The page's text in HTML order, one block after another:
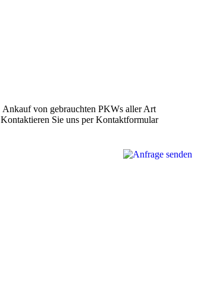
Ankauf von gebrauchten PKWs aller Art
Kontaktieren Sie uns per Kontaktformular